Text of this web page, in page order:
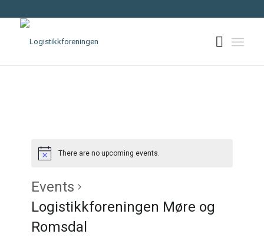
There are no upcoming events.
Events
Logistikkforeningen Møre og
Romsdal